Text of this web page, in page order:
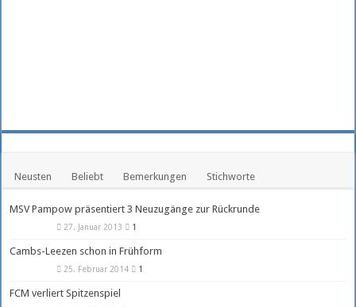
Neusten Beliebt Bemerkungen Stichworte
MSV Pampow präsentiert 3 Neuzugänge zur Rückrunde
27. Januar 2013 1
Cambs-Leezen schon in Frühform
25. Februar 2014 1
FCM verliert Spitzenspiel